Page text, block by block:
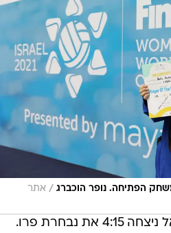
הפתיחה. נופר הוכברג / אתר
היריבה הבאה של ישראל ניצחה 4:15 את נבחרת פרו.